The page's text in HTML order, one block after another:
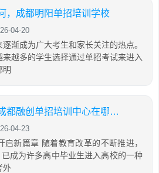
，成都明阳单招培训学校
04-20
渐成为广大考生和家长关注的热点。
越多的学生选择通过单招考试来进入
明
成都融创单招如何，成都融创单招培训中心在哪里地址
04-23
启新篇章 随着教育改革的不断推进，
成为许多高中毕业生进入高校的一种
外